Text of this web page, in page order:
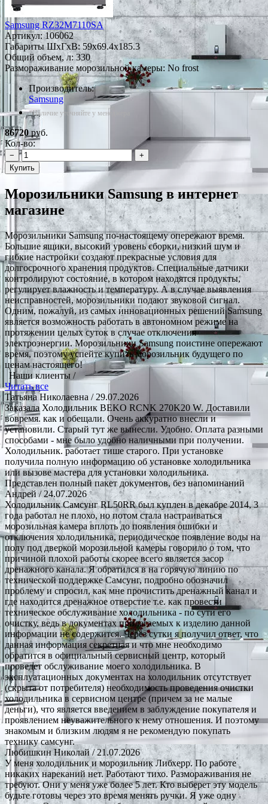
Samsung RZ32M7110SA
Артикул:106062
Габариты ШxГxВ: 59x69.4x185.3
Общий объем, л: 330
Размораживание морозильной камеры: No frost
Производитель:
Samsung
*Наличие уточняйте у менеджера
86720руб.
Кол-во:
−
+
Купить
Морозильники Samsung в интернет
магазине
Морозильники Samsung по-настоящему опережают время.
Большие ящики, высокий уровень сборки, низкий шум и
гибкие настройки создают прекрасные условия для
долгосрочного хранения продуктов. Специальные датчики
контролируют состояние, в котором находятся продукты,
регулирует влажность и температуру. А в случае выявления
неисправностей, морозильники подают звуковой сигнал.
Одним, пожалуй, из самых инновационных решений Samsung
является возможность работать в автономном режиме на
протяжении целых суток в случае отключения
электроэнергии. Морозильники Samsung поистине опережают
время, поэтому успейте купить морозильник будущего по
ценам настоящего!
Наши клиенты /
Читать все
Татьяна Николаевна / 29.07.2026
Заказала Холодильник BEKO RCNK 270K20 W. Доставили
вовремя. как и обещали. Очень аккуратно внесли и
установили. Старый тут же вынесли. Удобно. Оплата разными
способами - мне было удобно наличными при получении.
Холодильник. работает тише старого. При установке
получила полную информацию об установке холодильника
или вызове мастера для установки холодильника.
Представлен полный пакет документов, без напоминаний
Андрей/ 24.07.2026
Холодильник Самсунг RL50RR был куплен в декабре 2014, 3
года работал не плохо, но потом стала настраиваться
морозильная камера вплоть до появления ошибки и
отключения холодильника, периодическое появление воды на
полу под дверкой морозильной камеры говорило о том, что
причиной плохой работы скорее всего является засор
дренажного канала. Я обратился в на горячую линию по
технической поддержке Самсунг, подробно обозначил
проблему и спросил, как мне прочистить дренажный канал и
где находится дренажное отверстие т.е. как провести
техническое обслуживание холодильника - по сути его
очистку, ведь в документах прилагаемых к изделию данной
информации не содержится. Через сутки я получил ответ, что
данная информация секретная и что мне необходимо
обратится в официальный сервисный центр, который
проведет обслуживание моего холодильника. В
эксплуатационных документах на холодильник отсутствует
(скрыта от потребителя) необходимость проведения очистки
холодильника в сервисном центре (причем за не малые
деньги), что является введением в заблуждение покупателя и
проявлением неуважительного к нему отношения. И поэтому
знакомым и близким людям я не рекомендую покупать
технику самсунг.
Любишкин Николай/ 21.07.2026
У меня холодильник и морозильник Либхерр. По работе
никаких нареканий нет. Работают тихо. Размораживания не
требуют. Они у меня уже более 5 лет. Кто выберет эту модель
будьте готовы через это время менять ручки. Я уже одну